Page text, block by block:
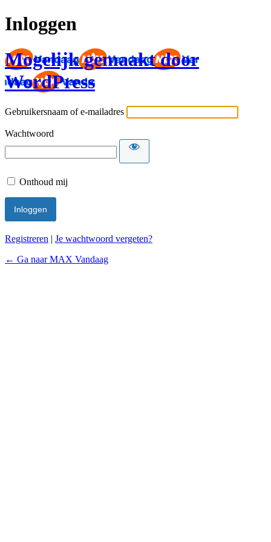
Inloggen
Mogelijk gemaakt door
WordPress
Gebruikersnaam of e-mailadres
Wachtwoord
Onthoud mij
Registreren | Je wachtwoord vergeten?
← Ga naar MAX Vandaag